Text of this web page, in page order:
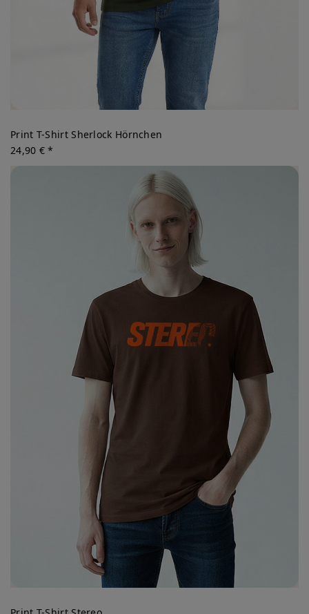
Print T-Shirt Sherlock Hörnchen
24,90 € *